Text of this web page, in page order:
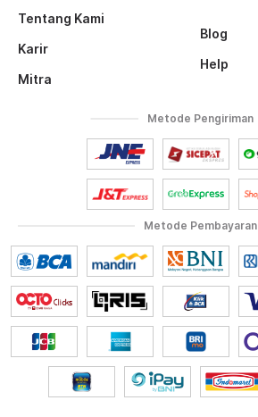
Tentang Kami
Karir
Mitra
Blog
Help
Metode Pembayaran
Metode Pengiriman